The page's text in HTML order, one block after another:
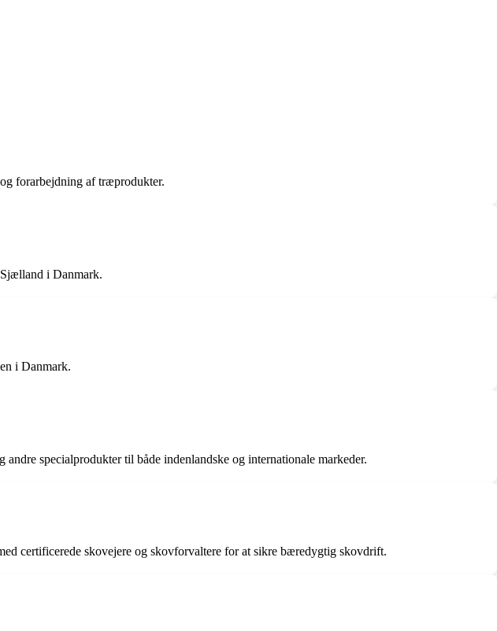
forarbejdning af træprodukter.
i Danmark.
i Danmark.
specialprodukter til både indenlandske og internationale markeder.
certificerede skovejere og skovforvaltere for at sikre bæredygtig skovdrift.